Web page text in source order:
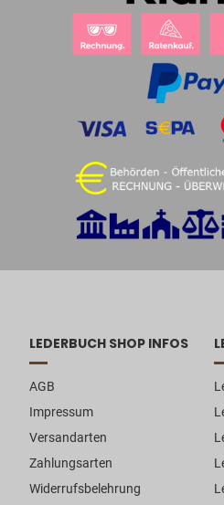
LEDERBUCH SHOP INFOS
AGB
Impressum
Versandarten
Zahlungsarten
Widerrufsbelehrung